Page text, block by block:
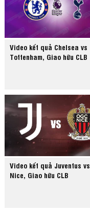
Video kết quả Chelsea vs
Tottenham, Giao hữu CLB
Video kết quả Juventus vs
Nice, Giao hữu CLB